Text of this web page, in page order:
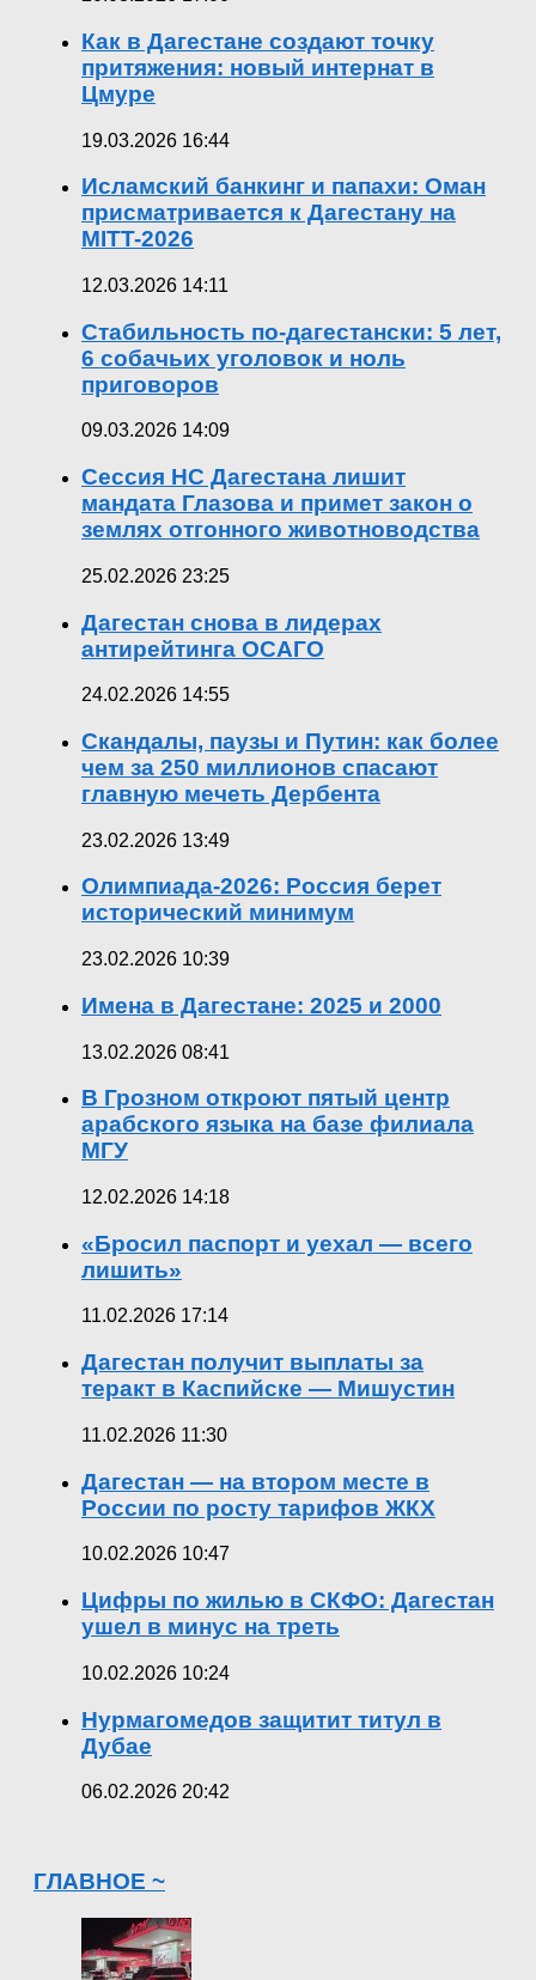
Как в Дагестане создают точку
притяжения: новый интернат в
Цмуре
19.03.2026 16:44
Исламский банкинг и папахи: Оман
присматривается к Дагестану на
MITT-2026
12.03.2026 14:11
Стабильность по-дагестански: 5 лет,
6 собачьих уголовок и ноль
приговоров
09.03.2026 14:09
Сессия НС Дагестана лишит
мандата Глазова и примет закон о
землях отгонного животноводства
25.02.2026 23:25
Дагестан снова в лидерах
антирейтинга ОСАГО
24.02.2026 14:55
Скандалы, паузы и Путин: как более
чем за 250 миллионов спасают
главную мечеть Дербента
23.02.2026 13:49
Олимпиада-2026: Россия берет
исторический минимум
23.02.2026 10:39
Имена в Дагестане: 2025 и 2000
13.02.2026 08:41
В Грозном откроют пятый центр
арабского языка на базе филиала
МГУ
12.02.2026 14:18
«Бросил паспорт и уехал — всего
лишить»
11.02.2026 17:14
Дагестан получит выплаты за
теракт в Каспийске — Мишустин
11.02.2026 11:30
Дагестан — на втором месте в
России по росту тарифов ЖКХ
10.02.2026 10:47
Цифры по жилью в СКФО: Дагестан
ушел в минус на треть
10.02.2026 10:24
Нурмагомедов защитит титул в
Дубае
06.02.2026 20:42
ГЛАВНОЕ ~